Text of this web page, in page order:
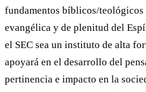
fundamentos bíblicos/
evangélica y de plenitud del
el SEC sea un instituto de alta
apoyará en el desarrollo del
pertinencia e impacto en la